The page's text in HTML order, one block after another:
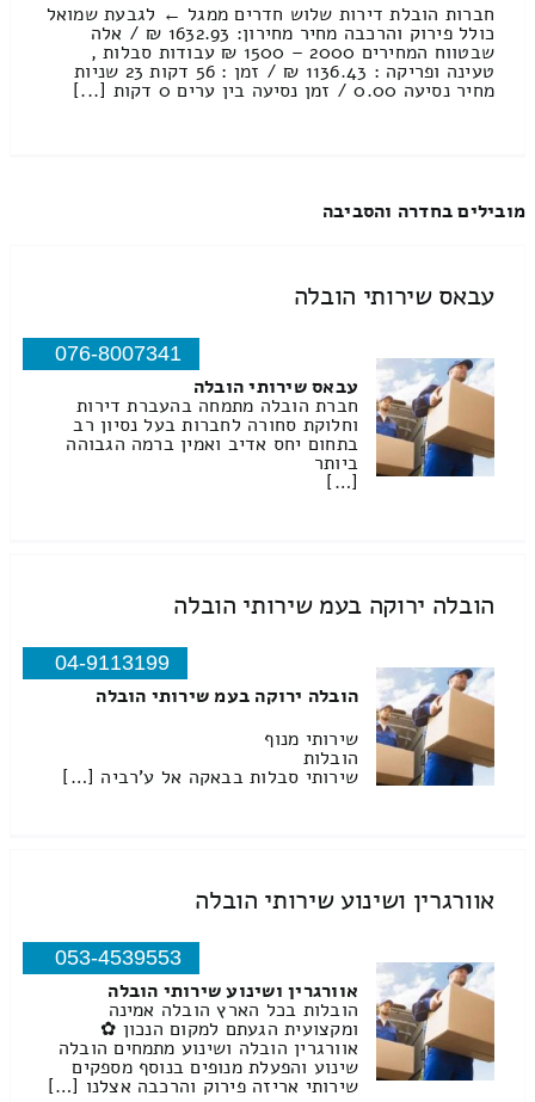
חברות הובלת דירות שלוש חדרים ממגל ← לגבעת שמואל
כולל פירוק והרכבה מחיר מחירון: 1632.93 ₪ / אלה
שבטווח המחירים 2000 – 1500 ₪ עבודות סבלות ,
טעינה ופריקה : 1136.43 ₪ / זמן : 56 דקות 23 שניות
מחיר נסיעה 0.00 / זמן נסיעה בין ערים 0 דקות [...]
מובילים בחדרה והסביבה
עבאס שירותי הובלה
076-8007341
עבאס שירותי הובלה
חברת הובלה מתמחה בהעברת דירות
וחלוקת סחורה לחברות בעל נסיון רב
בתחום יחס אדיב ואמין ברמה הגבוהה
ביותר
[…]
הובלה ירוקה בעמ שירותי הובלה
04-9113199
הובלה ירוקה בעמ שירותי הובלה
שירותי מנוף
הובלות
שירותי סבלות בבאקה אל ע'רביה […]
אוורגרין ושינוע שירותי הובלה
053-4539553
אוורגרין ושינוע שירותי הובלה
הובלות בכל הארץ הובלה אמינה
ומקצועית הגעתם למקום הנכון ✿
אוורגרין הובלה ושינוע מתמחים הובלה
שינוע והפעלת מנופים בנוסף מספקים
שירותי אריזה פירוק והרכבה אצלנו […]